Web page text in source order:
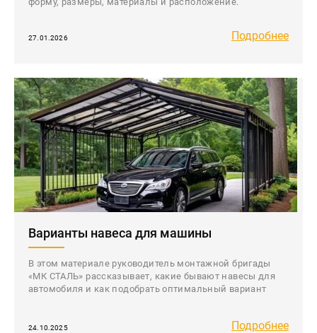
27.01.2026 Подробнее
Варианты навеса для машины
В этом материале руководитель монтажной бригады
«МК СТАЛЬ» рассказывает, какие бывают навесы для
автомобиля и как подобрать оптимальный вариант
24.10.2025 Подробнее